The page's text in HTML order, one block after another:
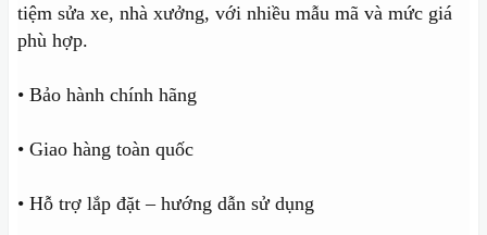
tiệm sửa xe, nhà xưởng, với nhiều mẫu mã và mức giá
phù hợp.
• Bảo hành chính hãng
• Giao hàng toàn quốc
• Hỗ trợ lắp đặt – hướng dẫn sử dụng